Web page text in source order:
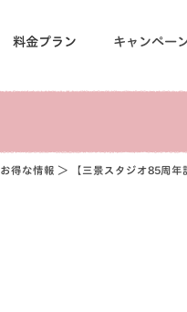
料金プラン キャンペー
お得な情報 ＞ 【三景スタジオ85周